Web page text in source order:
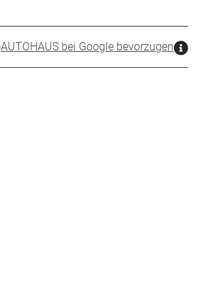
AUTOHAUS bei Google bevorzugen